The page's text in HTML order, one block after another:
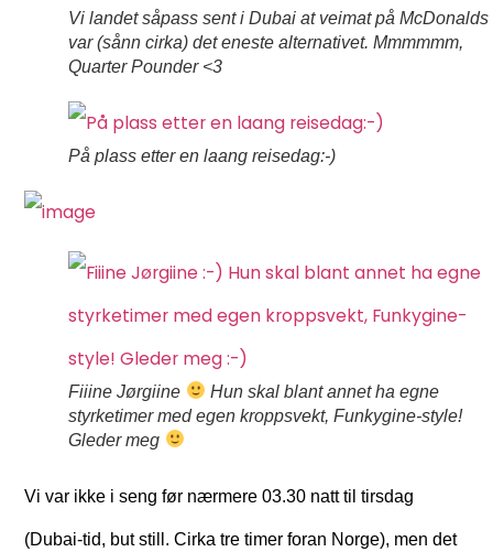
Vi landet såpass sent i Dubai at veimat på McDonalds
var (sånn cirka) det eneste alternativet. Mmmmmm,
Quarter Pounder <3
På plass etter en laang reisedag:-)
Fiiine Jørgiine
Hun skal blant annet ha egne
styrketimer med egen kroppsvekt, Funkygine-style!
Gleder meg
Vi var ikke i seng før nærmere 03.30 natt til tirsdag
(Dubai-tid, but still. Cirka tre timer foran Norge), men det